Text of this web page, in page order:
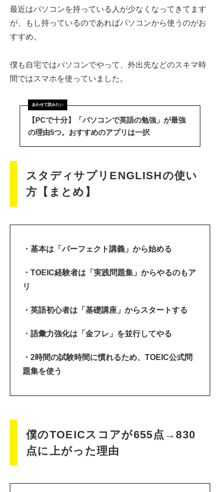
最近はパソコンを持っている人が少なくなってきてます
が、もし持っているのであればパソコンから使うのがお
すすめ。
僕も自宅ではパソコンでやって、外出先などのスキマ時
間ではスマホを使っていました。
【PCで十分】「パソコンで英語の勉強」が最強
の理由5つ。おすすめのアプリは一択
スタディサプリENGLISHの使い
方【まとめ】
・基本は「パーフェクト講義」から始める
・TOEIC経験者は「実践問題集」からやるのもア
リ
・英語初心者は「基礎講座」からスタートする
・語彙力強化は「金フレ」を並行してやる
・2時間の試験時間に慣れるため、TOEIC公式問
題集を使う
僕のTOEICスコアが655点→830
点に上がった理由